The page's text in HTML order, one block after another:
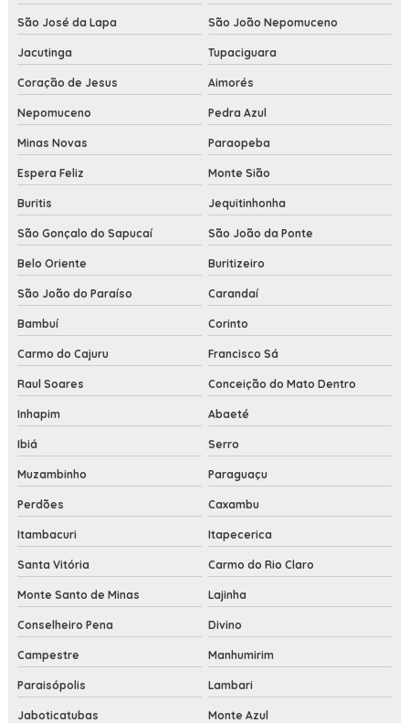
São José da Lapa São João Nepomuceno
Jacutinga Tupaciguara
Coração de Jesus Aimorés
Nepomuceno Pedra Azul
Minas Novas Paraopeba
Espera Feliz Monte Sião
Buritis Jequitinhonha
São Gonçalo do Sapucaí São João da Ponte
Belo Oriente Buritizeiro
São João do Paraíso Carandaí
Bambuí Corinto
Carmo do Cajuru Francisco Sá
Raul Soares Conceição do Mato Dentro
Inhapim Abaeté
Ibiá Serro
Muzambinho Paraguaçu
Perdões Caxambu
Itambacuri Itapecerica
Santa Vitória Carmo do Rio Claro
Monte Santo de Minas Lajinha
Conselheiro Pena Divino
Campestre Manhumirim
Paraisópolis Lambari
Jaboticatubas Monte Azul